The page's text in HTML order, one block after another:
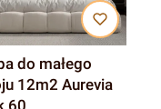
do małego
12m2 Aurevia